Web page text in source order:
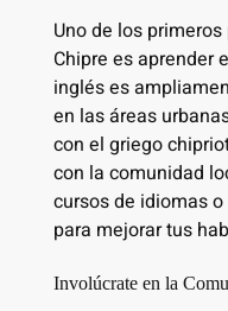
Uno de los
Chipre es aprender
inglés es
en las áreas
con el griego
con la comunidad
cursos de idiomas
para mejorar tus
Involúcrate en la